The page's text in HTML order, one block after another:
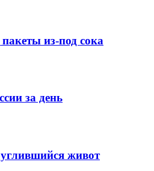
из-под сока
за день
живот